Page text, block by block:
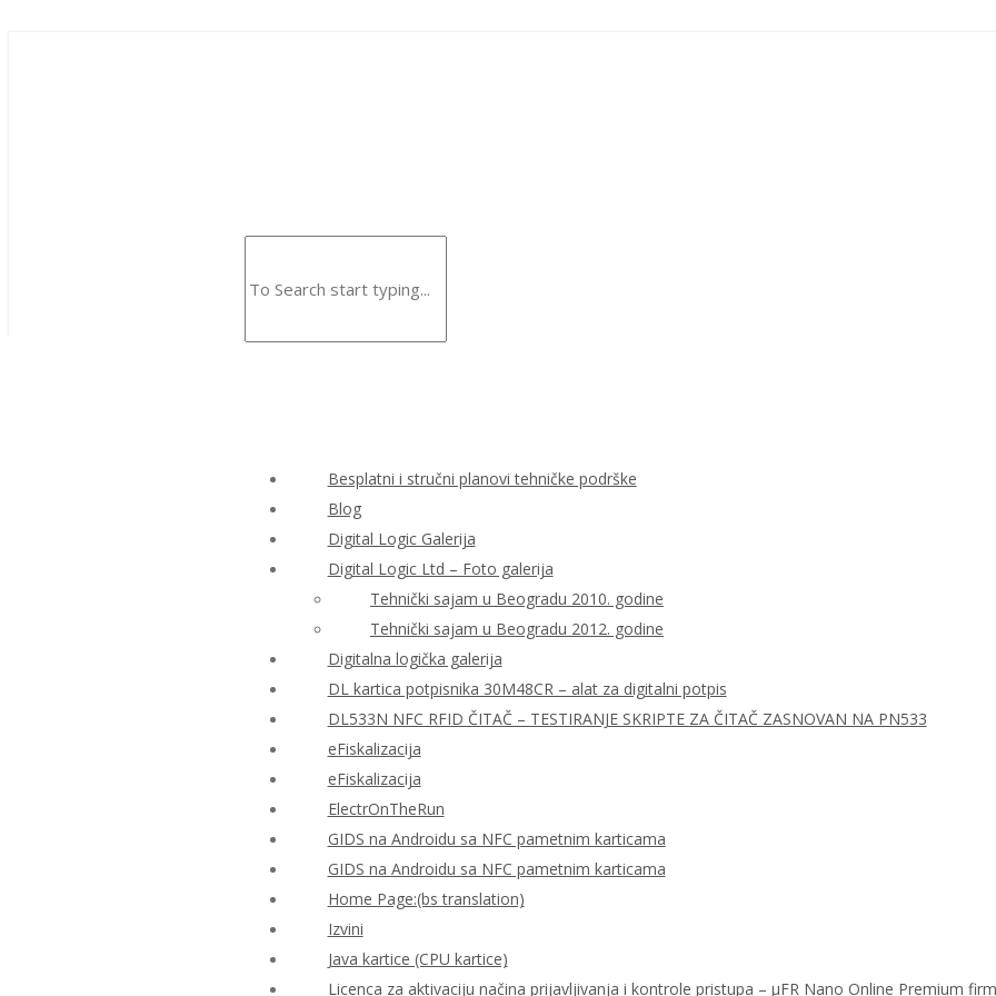
Besplatni i stručni planovi tehničke podrške
Blog
Digital Logic Galerija
Digital Logic Ltd – Foto galerija
Tehnički sajam u Beogradu 2010. godine
Tehnički sajam u Beogradu 2012. godine
Digitalna logička galerija
DL kartica potpisnika 30M48CR – alat za digitalni potpis
DL533N NFC RFID ČITAČ – TESTIRANJE SKRIPTE ZA ČITAČ ZASNOVAN NA PN533
eFiskalizacija
eFiskalizacija
ElectrOnTheRun
GIDS na Androidu sa NFC pametnim karticama
GIDS na Androidu sa NFC pametnim karticama
Home Page:(bs translation)
Izvini
Java kartice (CPU kartice)
Licenca za aktivaciju načina prijavljivanja i kontrole pristupa – μFR Nano Online Premium